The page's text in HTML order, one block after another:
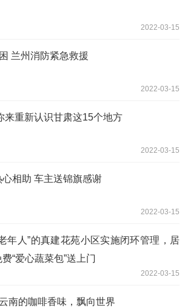
2022-03-15
兰州消防紧急救援
2022-03-15
来重新认识甘肃这15个地方
2022-03-15
相助 车主送锦旗感谢
2022-03-15
年人”的真建花苑小区实施闭环管理，居
“爱心蔬菜包”送上门
2022-03-15
南的咖啡香味，飘向世界